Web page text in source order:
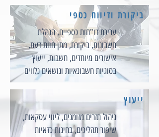
ביקורת ודיווח כספי
עריכת דו"חות כספיים, הנהלת
חשבונות, ביקורת, מתן חוות דעת,
אישורים מיוחדים, חשבות, ייעוץ
בסוגיות חשבונאיות ונושאים נלווים
ייעוץ
ניהול תזרים מזומנים, ליווי עסקאות,
שיפור תהליכים, בחינות כדאיות